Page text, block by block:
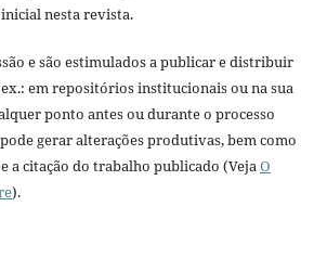
nesta revista.
e são estimulados a publicar e distribuir
em repositórios institucionais ou na sua
ponto antes ou durante o processo
gerar alterações produtivas, bem como
a citação do trabalho publicado (VejaO
).